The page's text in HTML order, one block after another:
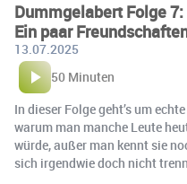
Dummgelabert Folge
Ein paar
13.07.2025
50 Minuten
In dieser Folge geht’s um
warum man manche Leute
würde, außer man kennt sie
sich irgendwie doch nicht